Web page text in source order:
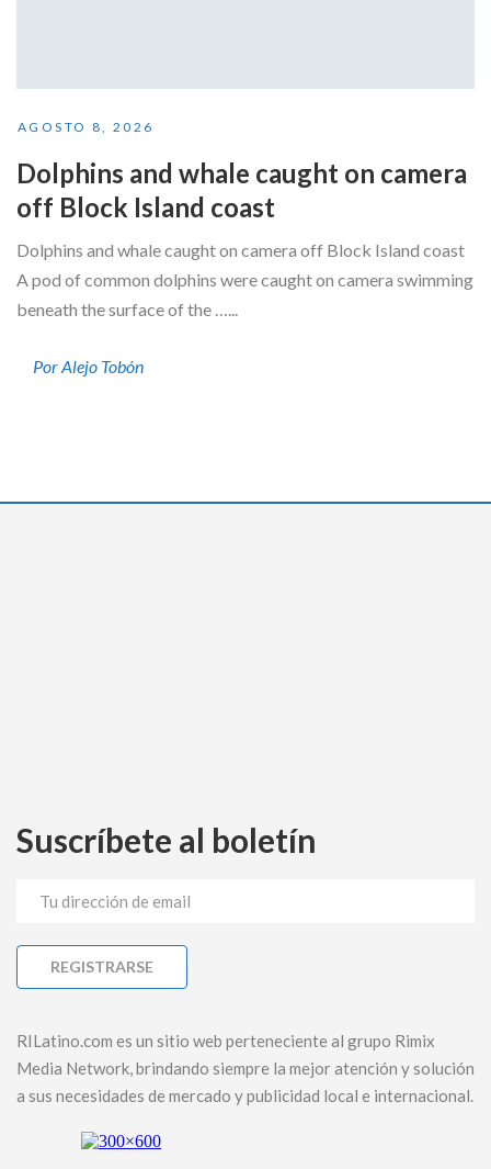
AGOSTO 8, 2026
Dolphins and whale caught on camera
off Block Island coast
Dolphins and whale caught on camera off Block Island coast
A pod of common dolphins were caught on camera swimming
beneath the surface of the …...
Por Alejo Tobón
Suscríbete al boletín
RILatino.com es un sitio web perteneciente al grupo Rimix
Media Network, brindando siempre la mejor atención y solución
a sus necesidades de mercado y publicidad local e internacional.